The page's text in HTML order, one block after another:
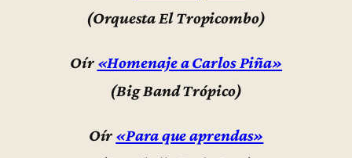
(Orquesta El Tropicombo)
Oír «Homenaje a Carlos Piña»
(Big Band Trópico)
Oír «Para que aprendas»